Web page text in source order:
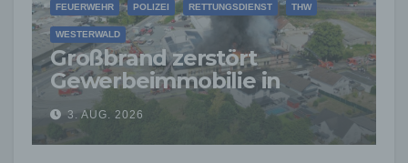
FEUERWEHR POLIZEI RETTUNGSDIENST THW
WESTERWALD
Großbrand zerstört
Gewerbeimmobilie in
Siershahn –
Millionenschaden
entstanden
3. AUG. 2026